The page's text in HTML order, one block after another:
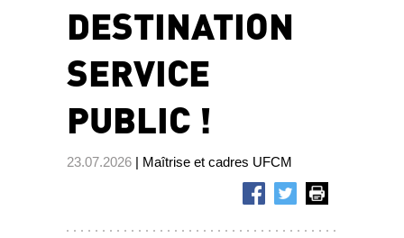
DESTINATION
SERVICE
PUBLIC !
23.07.2026 | Maîtrise et cadres UFCM